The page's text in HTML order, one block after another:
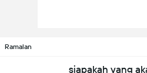
Ramalan
siapakah yang